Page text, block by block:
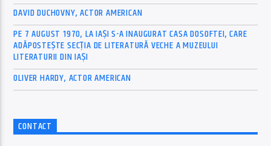
DAVID DUCHOVNY, ACTOR AMERICAN
PE 7 AUGUST 1970, LA IAŞI S-A INAUGURAT CASA DOSOFTEI, CARE
ADĂPOSTEŞTE SECŢIA DE LITERATURĂ VECHE A MUZEULUI
LITERATURII DIN IAŞI
OLIVER HARDY, ACTOR AMERICAN
CONTACT